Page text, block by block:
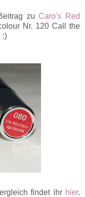
zu Caro's Red
Nr. 120 Call the
:)
findet ihr hier.